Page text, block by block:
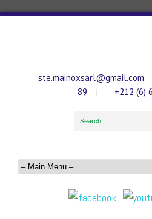
ste.mainoxsarl@gmail.com
89
| +212 (6)